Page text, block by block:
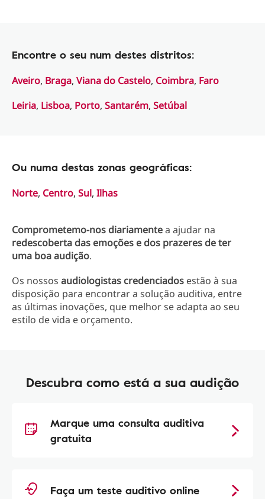
Encontre o seu num destes distritos:
Aveiro, Braga, Viana do Castelo, Coimbra, Faro
Leiria, Lisboa, Porto, Santarém, Setúbal
Ou numa destas zonas geográficas:
Norte, Centro, Sul, Ilhas
Comprometemo-nos diariamentea ajudar na
redescoberta das emoções e dos prazeres de ter
uma boa audição.
Os nossos audiologistas credenciados estão à sua
disposição para encontrar a solução auditiva, entre
as últimas inovações, que melhor se adapta ao seu
estilo de vida e orçamento.
Descubra como está a sua audição
Marque uma consulta auditiva
gratuita
Faça um teste auditivo online